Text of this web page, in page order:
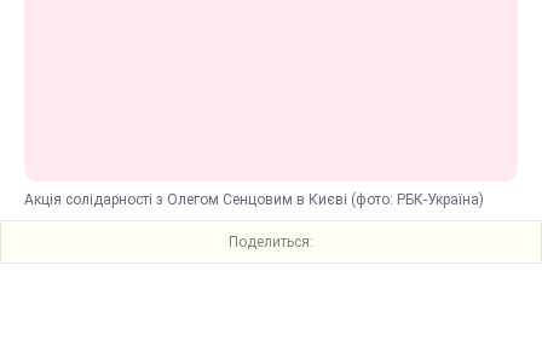
Акція солідарності з Олегом Сенцовим в Києві (фото: РБК-Україна)
Поделиться: